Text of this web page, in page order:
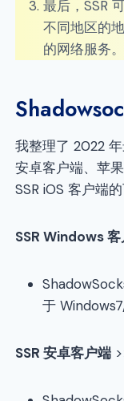
最后，SSR
不同地区的
的网络服务。
我整理了 2022
安卓客户端、苹
SSR iOS 客户端
SSR Windows
于
SSR 安卓客户端